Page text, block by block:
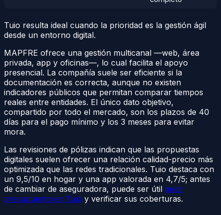
Tuio resulta ideal cuando la prioridad es la gestión ágil
desde un entorno digital.
MAPFRE ofrece una gestión multicanal —web, área
privada, app y oficinas—, lo cual facilita el apoyo
presencial. La compañía suele ser eficiente si la
documentación es correcta, aunque no existen
indicadores públicos que permitan comparar tiempos
reales entre entidades. El único dato objetivo,
compartido por todo el mercado, son los plazos de 40
días para el pago mínimo y los 3 meses para evitar
mora.
Las revisiones de pólizas indican que las propuestas
digitales suelen ofrecer una relación calidad-precio más
optimizada que las redes tradicionales. Tuio destaca con
un 9,5/10 en hogar y una app valorada en 4,7/5; antes
de cambiar de aseguradora, puede ser útil pedir
presupuesto en Tuio y verificar sus coberturas.